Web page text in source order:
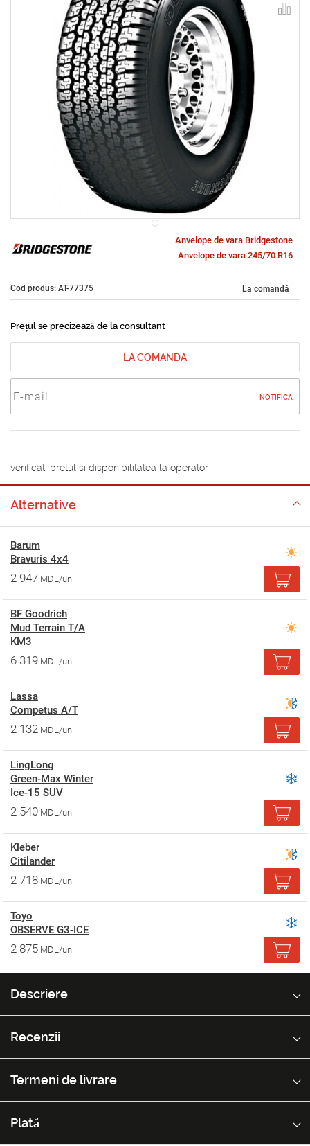
Anvelope de vara Bridgestone
Anvelope de vara 245/70 R16
Cod produs: AT-77375 La comandă
Prețul se precizează de la consultant
LA COMANDA
NOTIFICA
verificati pretul si disponibilitatea la operator
Alternative
Barum
Bravuris 4x4
2 947 MDL/un
BF Goodrich
Mud Terrain T/A
KM3
6 319 MDL/un
Lassa
Competus A/T
2 132 MDL/un
LingLong
Green-Max Winter
Ice-15 SUV
2 540 MDL/un
Kleber
Citilander
2 718 MDL/un
Toyo
OBSERVE G3-ICE
2 875 MDL/un
Descriere
Recenzii
Termeni de livrare
Plată